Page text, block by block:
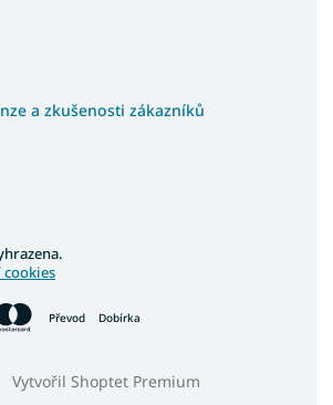
a zkušenosti zákazníků
Převod Dobírka
Vytvořil Shoptet Premium